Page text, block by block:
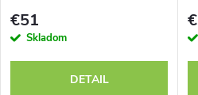
€51
Skladom
DETAIL